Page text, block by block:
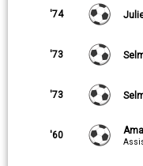
'74
'73
'73
'60